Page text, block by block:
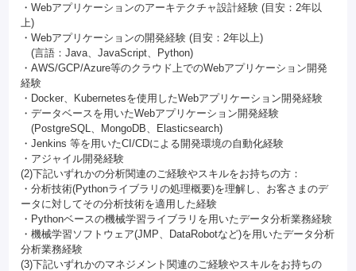
・Webアプリケーションのアーキテクチャ設計経験 (目安：2年以
上)
・Webアプリケーションの開発経験 (目安：2年以上)
(言語：Java、JavaScript、Python)
・AWS/GCP/Azure等のクラウド上でのWebアプリケーション開発
経験
・Docker、Kubernetesを使用したWebアプリケーション開発経験
・データベースを用いたWebアプリケーション開発経験
(PostgreSQL、MongoDB、Elasticsearch)
・Jenkins 等を用いたCI/CDによる開発環境の自動化経験
・アジャイル開発経験
(2)下記いずれかの分析関連のご経験やスキルをお持ちの方：
・分析技術(Pythonライブラリの処理概要)を理解し、お客さまのデ
ータに対してその分析技術を適用した経験
・Pythonベースの機械学習ライブラリを用いたデータ分析業務経験
・機械学習ソフトウェア(JMP、DataRobotなど)を用いたデータ分析
分析業務経験
(3)下記いずれかのマネジメント関連のご経験やスキルをお持ちの